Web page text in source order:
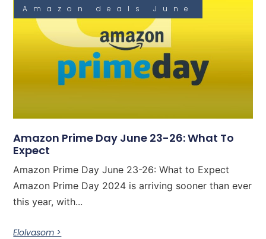
Amazon deals June
Amazon Prime Day June 23-26: What To
Expect
Amazon Prime Day June 23-26: What to Expect
Amazon Prime Day 2024 is arriving sooner than ever
this year, with...
Elolvasom >